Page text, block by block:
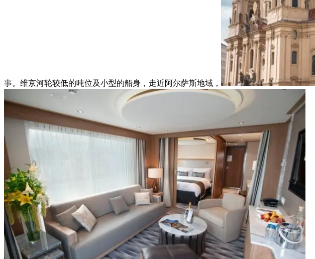
事。维京河轮较低的吨位及小型的船身，走近阿尔萨斯地域，